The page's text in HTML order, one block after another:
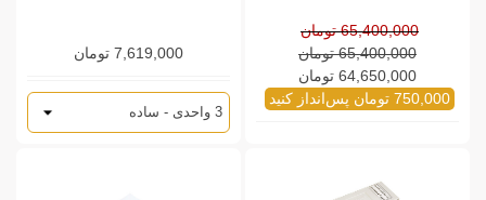
65,400,000 تومان
65,400,000 تومان
64,650,000 تومان
750,000 تومان پس‌انداز کنید
7,619,000 تومان